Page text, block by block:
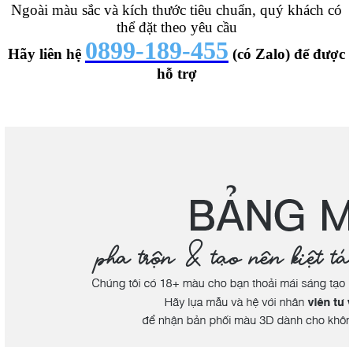
Ngoài màu sắc và kích thước tiêu chuẩn, quý khách có
thể đặt theo yêu cầu
Hãy liên hệ 0899-189-455 (có Zalo) để được
hỗ trợ